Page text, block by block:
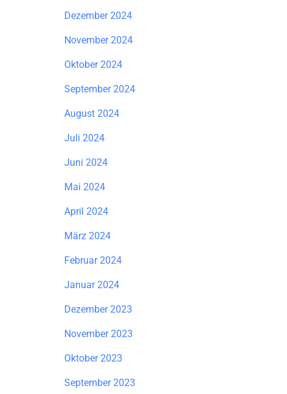
Dezember 2024
November 2024
Oktober 2024
September 2024
August 2024
Juli 2024
Juni 2024
Mai 2024
April 2024
März 2024
Februar 2024
Januar 2024
Dezember 2023
November 2023
Oktober 2023
September 2023